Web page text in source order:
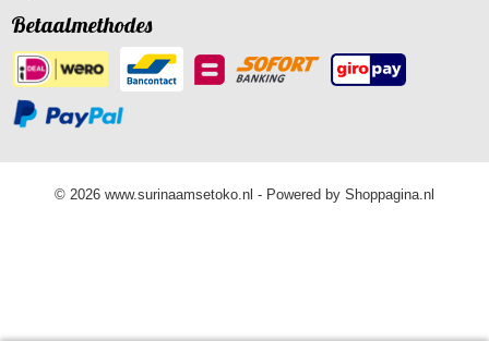
Betaalmethodes
© 2026 www.surinaamsetoko.nl - Powered by Shoppagina.nl